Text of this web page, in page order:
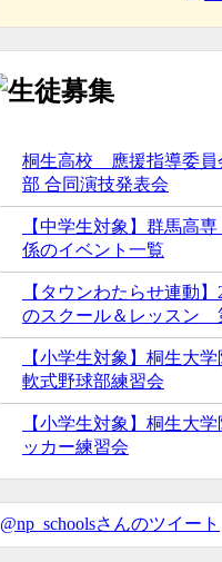
桐生高校 應援指導委員
部 合同演技発表会
【中学生対象】群馬高
係のイベント一覧
【タウンわたらせ連動
のスクール＆レッスン
【小学生対象】桐生大
軟式野球部練習会
【小学生対象】桐生大
ッカー練習会
@np_schoolsさんのツイート